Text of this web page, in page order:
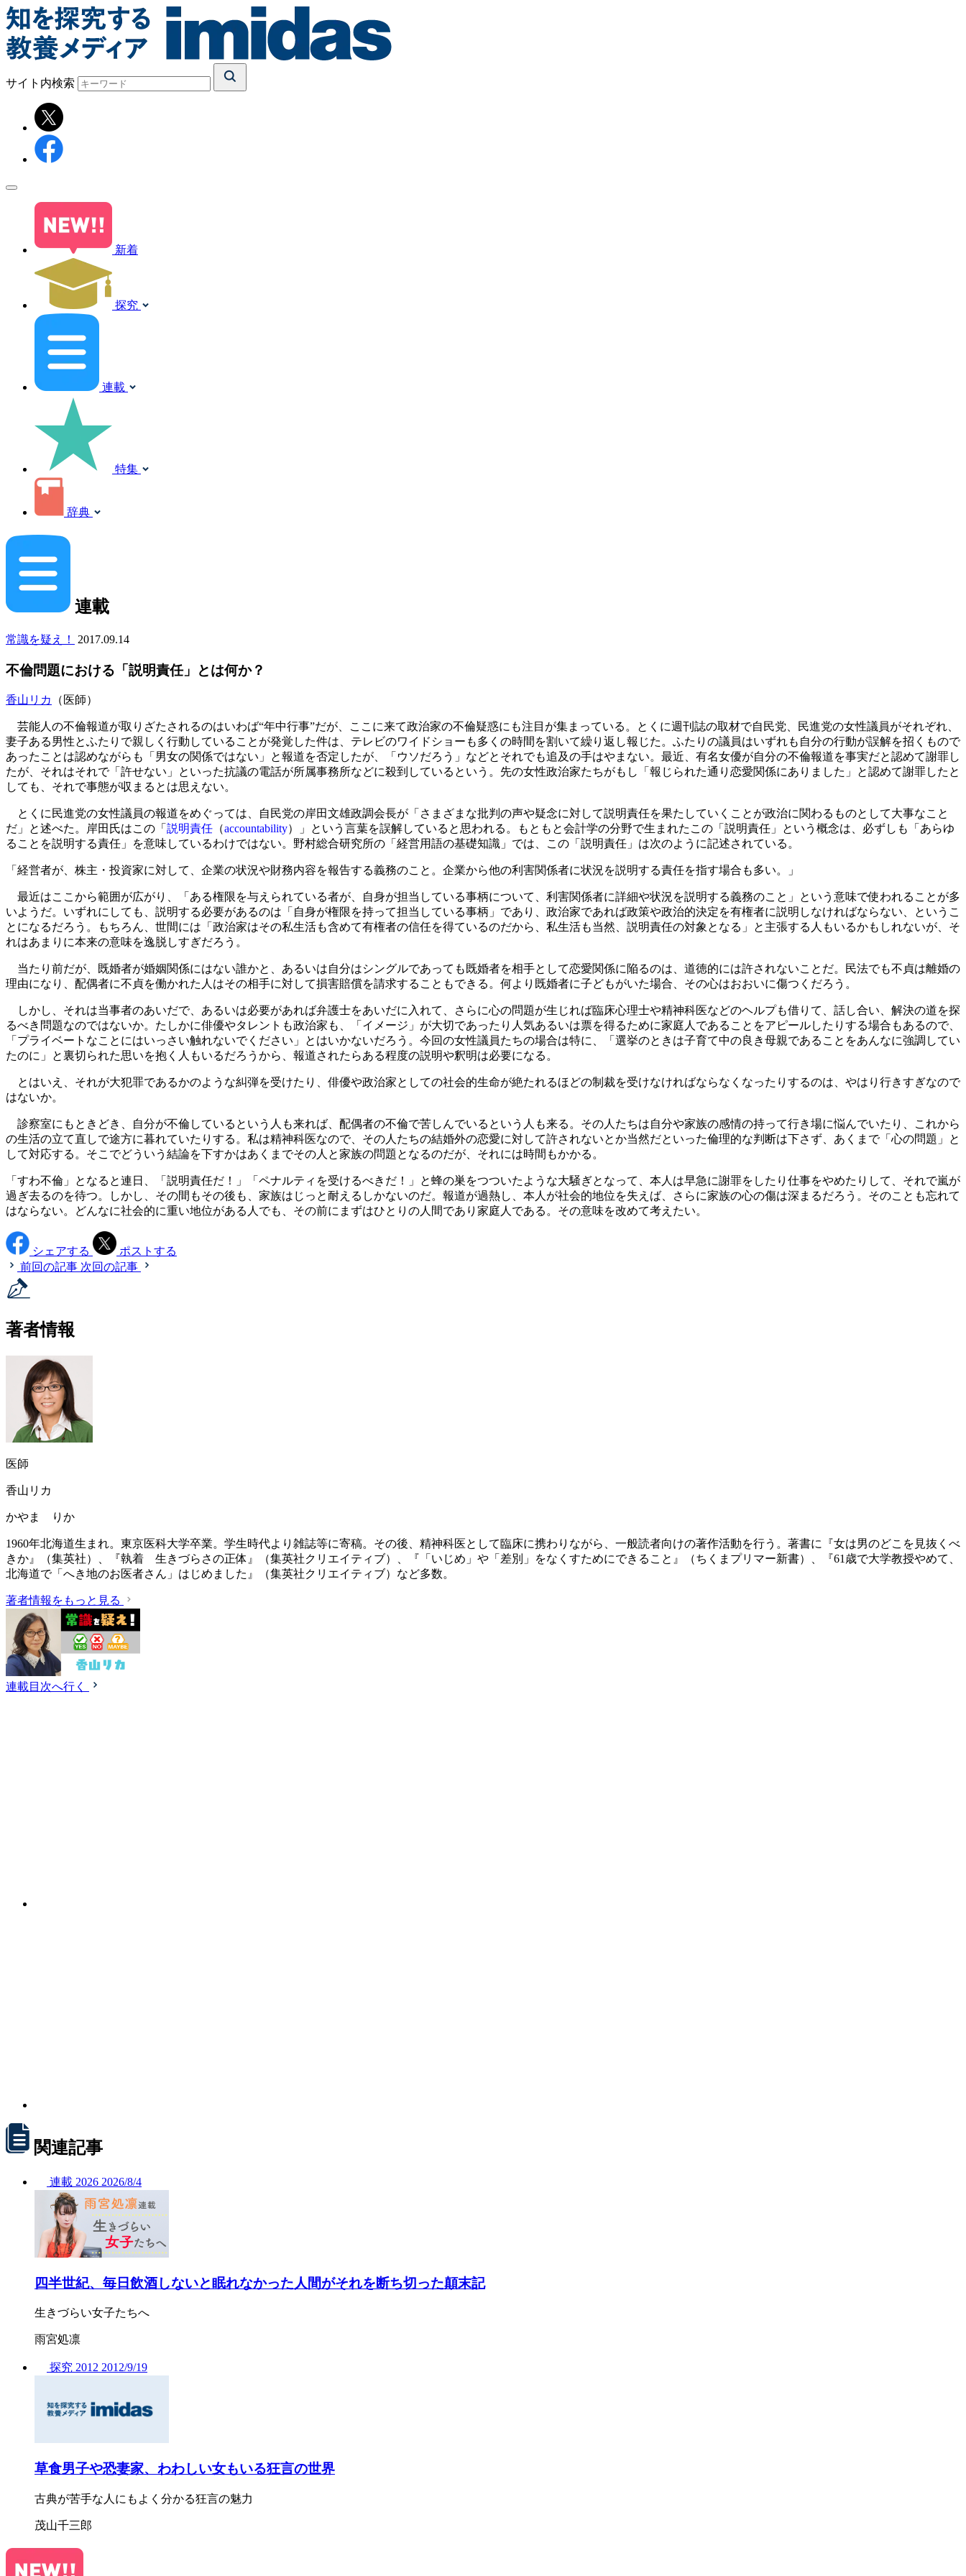
サイト内検索
新着
探究
連載
特集
辞典
連載
常識を疑え！ 2017.09.14
不倫問題における「説明責任」とは何か？
香山リカ （医師）
芸能人の不倫報道が取りざたされるのはいわば“年中行事”だが、ここに来て政治家の不倫疑惑にも注目が集まっている。とくに週刊誌の取材で自民党、民進党の女性議員がそれぞれ、
妻子ある男性とふたりで親しく行動していることが発覚した件は、テレビのワイドショーも多くの時間を割いて繰り返し報じた。ふたりの議員はいずれも自分の行動が誤解を招くもので
あったことは認めながらも「男女の関係ではない」と報道を否定したが、「ウソだろう」などとそれでも追及の手はやまない。最近、有名女優が自分の不倫報道を事実だと認めて謝罪し
たが、それはそれで「許せない」といった抗議の電話が所属事務所などに殺到しているという。先の女性政治家たちがもし「報じられた通り恋愛関係にありました」と認めて謝罪したと
しても、それで事態が収まるとは思えない。
とくに民進党の女性議員の報道をめぐっては、自民党の岸田文雄政調会長が「さまざまな批判の声や疑念に対して説明責任を果たしていくことが政治に関わるものとして大事なこと
だ」と述べた。岸田氏はこの「 説明責任 （accountability）」という言葉を誤解していると思われる。もともと会計学の分野で生まれたこの「説明責任」という概念は、必ずしも「あらゆ
ることを説明する責任」を意味しているわけではない。野村総合研究所の「経営用語の基礎知識」では、この「説明責任」は次のように記述されている。
「経営者が、株主・投資家に対して、企業の状況や財務内容を報告する義務のこと。企業から他の利害関係者に状況を説明する責任を指す場合も多い。」
最近はここから範囲が広がり、「ある権限を与えられている者が、自身が担当している事柄について、利害関係者に詳細や状況を説明する義務のこと」という意味で使われることが多
いようだ。いずれにしても、説明する必要があるのは「自身が権限を持って担当している事柄」であり、政治家であれば政策や政治的決定を有権者に説明しなければならない、というこ
とになるだろう。もちろん、世間には「政治家はその私生活も含めて有権者の信任を得ているのだから、私生活も当然、説明責任の対象となる」と主張する人もいるかもしれないが、そ
れはあまりに本来の意味を逸脱しすぎだろう。
当たり前だが、既婚者が婚姻関係にはない誰かと、あるいは自分はシングルであっても既婚者を相手として恋愛関係に陥るのは、道徳的には許されないことだ。民法でも不貞は離婚の
理由になり、配偶者に不貞を働かれた人はその相手に対して損害賠償を請求することもできる。何より既婚者に子どもがいた場合、その心はおおいに傷つくだろう。
しかし、それは当事者のあいだで、あるいは必要があれば弁護士をあいだに入れて、さらに心の問題が生じれば臨床心理士や精神科医などのヘルプも借りて、話し合い、解決の道を探
るべき問題なのではないか。たしかに俳優やタレントも政治家も、「イメージ」が大切であったり人気あるいは票を得るために家庭人であることをアピールしたりする場合もあるので、
「プライベートなことにはいっさい触れないでください」とはいかないだろう。今回の女性議員たちの場合は特に、「選挙のときは子育て中の良き母親であることをあんなに強調してい
たのに」と裏切られた思いを抱く人もいるだろうから、報道されたらある程度の説明や釈明は必要になる。
とはいえ、それが大犯罪であるかのような糾弾を受けたり、俳優や政治家としての社会的生命が絶たれるほどの制裁を受けなければならなくなったりするのは、やはり行きすぎなので
はないか。
診察室にもときどき、自分が不倫しているという人も来れば、配偶者の不倫で苦しんでいるという人も来る。その人たちは自分や家族の感情の持って行き場に悩んでいたり、これから
の生活の立て直しで途方に暮れていたりする。私は精神科医なので、その人たちの結婚外の恋愛に対して許されないとか当然だといった倫理的な判断は下さず、あくまで「心の問題」と
して対応する。そこでどういう結論を下すかはあくまでその人と家族の問題となるのだが、それには時間もかかる。
「すわ不倫」となると連日、「説明責任だ！」「ペナルティを受けるべきだ！」と蜂の巣をつついたような大騒ぎとなって、本人は早急に謝罪をしたり仕事をやめたりして、それで嵐が
過ぎ去るのを待つ。しかし、その間もその後も、家族はじっと耐えるしかないのだ。報道が過熱し、本人が社会的地位を失えば、さらに家族の心の傷は深まるだろう。そのことも忘れて
はならない。どんなに社会的に重い地位がある人でも、その前にまずはひとりの人間であり家庭人である。その意味を改めて考えたい。
シェアする
ポストする
前回の記事 次回の記事
著者情報
医師
香山リカ
かやま りか
1960年北海道生まれ。東京医科大学卒業。学生時代より雑誌等に寄稿。その後、精神科医として臨床に携わりながら、一般読者向けの著作活動を行う。著書に『女は男のどこを見抜くべ
きか』（集英社）、『執着 生きづらさの正体』（集英社クリエイティブ）、『「いじめ」や「差別」をなくすためにできること』（ちくまプリマー新書）、『61歳で大学教授やめて、
北海道で「へき地のお医者さん」はじめました』（集英社クリエイティブ）など多数。
著者情報をもっと見る
連載目次へ行く
関連記事
連載 2026 2026/8/4
四半世紀、毎日飲酒しないと眠れなかった人間がそれを断ち切った顛末記
生きづらい女子たちへ
雨宮処凛
探究 2012 2012/9/19
草食男子や恐妻家、わわしい女もいる狂言の世界
古典が苦手な人にもよく分かる狂言の魅力
茂山千三郎